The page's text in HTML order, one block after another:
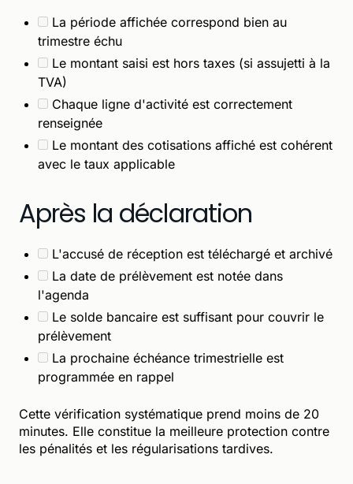
La période affichée correspond bien au
trimestre échu
Le montant saisi est hors taxes (si assujetti à la
TVA)
Chaque ligne d'activité est correctement
renseignée
Le montant des cotisations affiché est cohérent
avec le taux applicable
Après la déclaration
L'accusé de réception est téléchargé et archivé
La date de prélèvement est notée dans
l'agenda
Le solde bancaire est suffisant pour couvrir le
prélèvement
La prochaine échéance trimestrielle est
programmée en rappel
Cette vérification systématique prend moins de 20
minutes. Elle constitue la meilleure protection contre
les pénalités et les régularisations tardives.